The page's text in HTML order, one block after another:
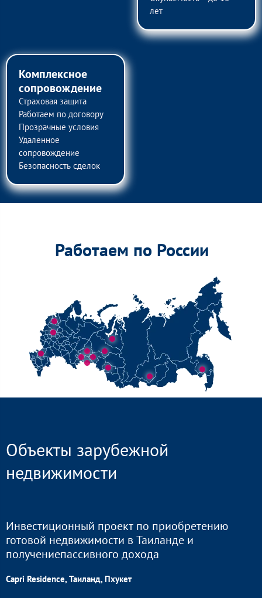
лет
Комплексное
сопровождение
Страховая защита
Работаем по договору
Прозрачные условия
Удаленное
сопровождение
Безопасность сделок
Работаем по России
Объекты зарубежной
недвижимости
Инвестиционный проект по приобретению
готовой недвижимости в Таиланде и
получениепассивного дохода
Capri Residence, Таиланд, Пхукет